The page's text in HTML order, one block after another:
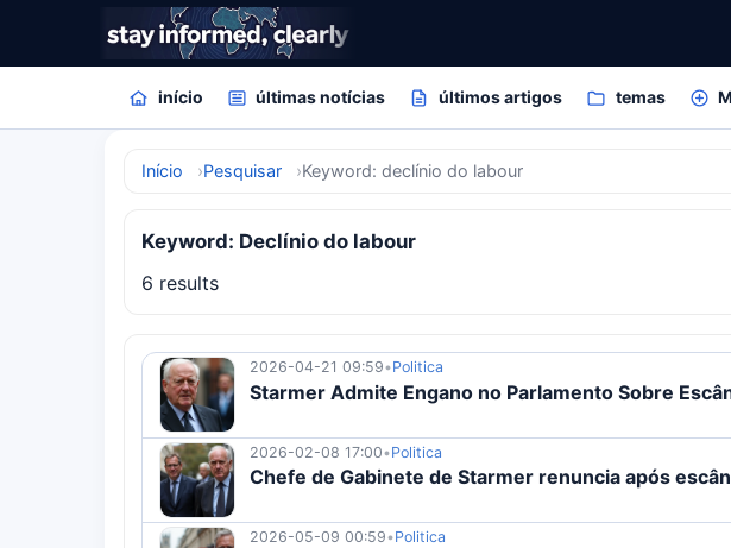
início últimas notícias últimos artigos temas
Início Pesquisar Keyword: declínio do labour
Keyword: Declínio do labour
6 results
2026-04-21 09:59•Politica
Starmer Admite Engano no Parlamento Sobre
2026-02-08 17:00•Politica
Chefe de Gabinete de Starmer renuncia após
2026-05-09 00:59•Politica